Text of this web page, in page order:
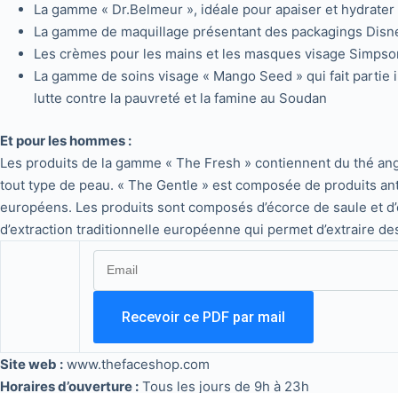
La gamme « Dr.Belmeur », idéale pour apaiser et hydrater
La gamme de maquillage présentant des packagings
Les crèmes pour les mains et les masques visage
La gamme de soins visage « Mango Seed » qui fait
lutte contre la pauvreté et la famine au Soudan
Et pour les hommes :
Les produits de la gamme « The Fresh » contiennent du thé
tout type de peau. « The Gentle » est composée de produits
européens. Les produits sont composés d’écorce de saule et
d’extraction traditionnelle européenne qui permet d’extraire
Site web : www.thefaceshop.com
Horaires d’ouverture : Tous les jours de 9h à 23h